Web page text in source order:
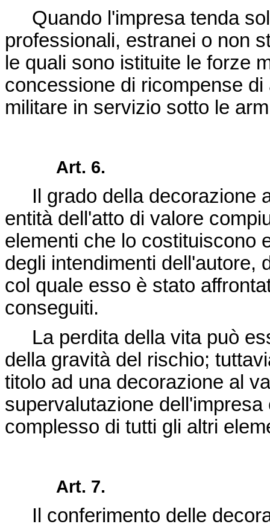
Quando l'impresa tenda
professionali, estranei o non
le quali sono istituite le forze
concessione di ricompense
militare in servizio sotto le
Art. 6.
Il grado della decorazione
entità dell'atto di valore
elementi che lo costituiscono
degli intendimenti dell'autore,
col quale esso è stato
conseguiti.
La perdita della vita può
della gravità del rischio;
titolo ad una decorazione al
supervalutazione
complesso di tutti gli altri
Art. 7.
Il conferimento delle